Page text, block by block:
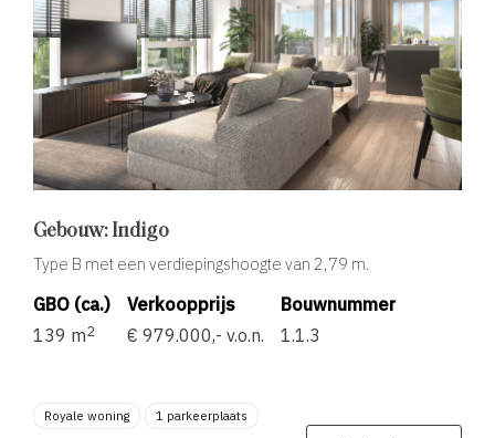
Gebouw: Indigo
Type B met een verdiepingshoogte van 2,79 m.
GBO (ca.)
139 m2
Verkoopprijs
€ 979.000,- v.o.n.
Bouwnummer
1.1.3
Royale woning 1 parkeerplaats